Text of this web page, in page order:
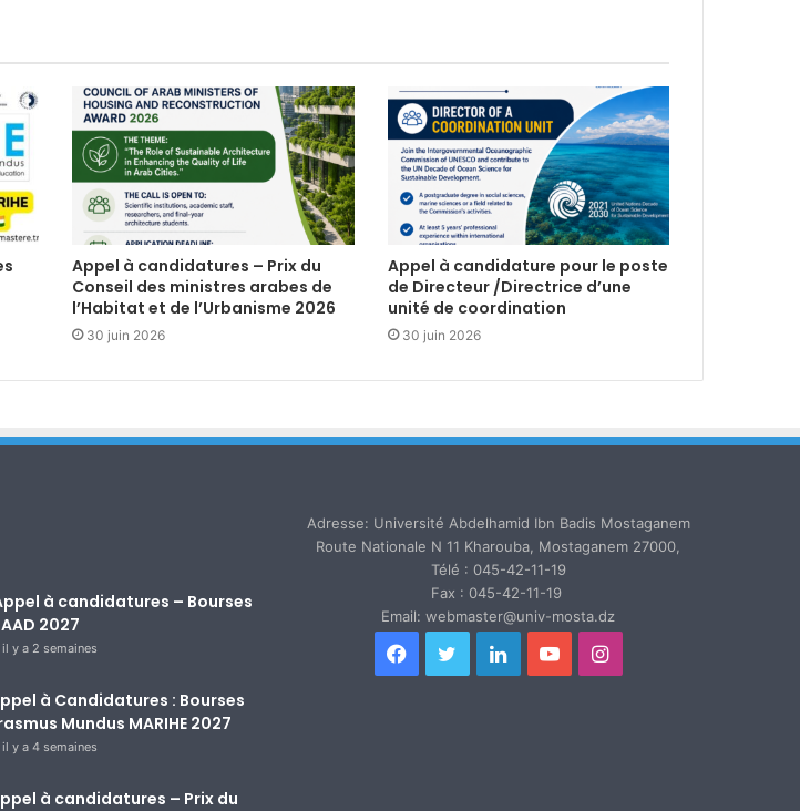
Appel à candidatures – Prix du
Conseil des ministres arabes de
l’Habitat et de l’Urbanisme 2026
30 juin 2026
Appel à candidature pour le poste
de Directeur /Directrice d’une
unité de coordination
30 juin 2026
à candidatures – Bourses
2027
il y a 2 semaines
à Candidatures : Bourses
Mundus MARIHE 2027
il y a 4 semaines
à candidatures – Prix du
Adresse: Université Abdelhamid Ibn Badis Mostaganem
Route Nationale N 11 Kharouba, Mostaganem 27000,
Télé : 045-42-11-19
Fax : 045-42-11-19
Email: webmaster@univ-mosta.dz
Facebook
TwitterLinkedinYouTubeInstagram